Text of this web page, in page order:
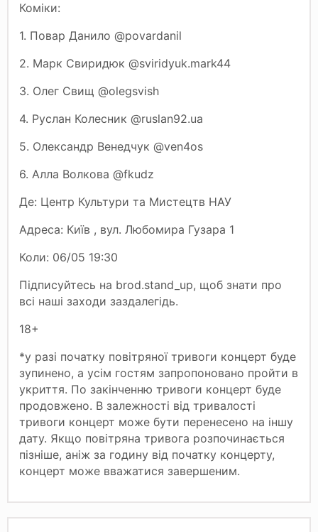
Коміки:
1. Повар Данило @povardanil
2. Марк Свиридюк @sviridyuk.mark44
3. Олег Свищ @olegsvish
4. Руслан Колесник @ruslan92.ua
5. Олександр Венедчук @ven4os
6. Алла Волкова @fkudz
Де: Центр Культури та Мистецтв НАУ
Адреса: Київ , вул. Любомира Гузара 1
Коли: 06/05 19:30
Підписуйтесь на brod.stand_up, щоб знати про
всі наші заходи заздалегідь.
18+
*у разі початку повітряної тривоги концерт буде
зупинено, а усім гостям запропоновано пройти в
укриття. По закінченню тривоги концерт буде
продовжено. В залежності від тривалості
тривоги концерт може бути перенесено на іншу
дату. Якщо повітряна тривога розпочинається
пізніше, аніж за годину від початку концерту,
концерт може вважатися завершеним.